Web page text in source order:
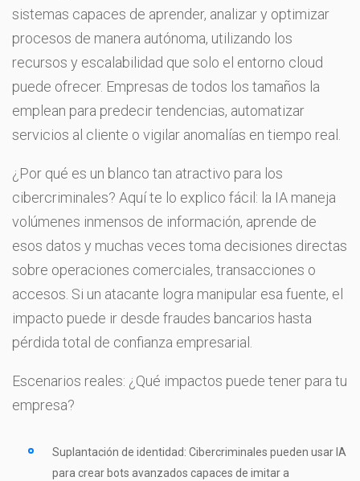
sistemas capaces de aprender, analizar y optimizar
procesos de manera autónoma, utilizando los
recursos y escalabilidad que solo el entorno cloud
puede ofrecer. Empresas de todos los tamaños la
emplean para predecir tendencias, automatizar
servicios al cliente o vigilar anomalías en tiempo real.
¿Por qué es un blanco tan atractivo para los
cibercriminales? Aquí te lo explico fácil: la IA maneja
volúmenes inmensos de información, aprende de
esos datos y muchas veces toma decisiones directas
sobre operaciones comerciales, transacciones o
accesos. Si un atacante logra manipular esa fuente, el
impacto puede ir desde fraudes bancarios hasta
pérdida total de confianza empresarial.
Escenarios reales: ¿Qué impactos puede tener para tu
empresa?
Suplantación de identidad: Cibercriminales pueden usar IA
para crear bots avanzados capaces de imitar a